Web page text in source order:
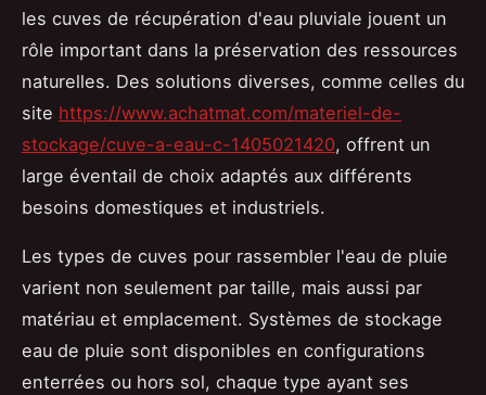
les cuves de récupération d'eau pluviale jouent un
rôle important dans la préservation des ressources
naturelles. Des solutions diverses, comme celles du
site https://www.achatmat.com/materiel-de-
stockage/cuve-a-eau-c-1405021420, offrent un
large éventail de choix adaptés aux différents
besoins domestiques et industriels.
Les types de cuves pour rassembler l'eau de pluie
varient non seulement par taille, mais aussi par
matériau et emplacement. Systèmes de stockage
eau de pluie sont disponibles en configurations
enterrées ou hors sol, chaque type ayant ses